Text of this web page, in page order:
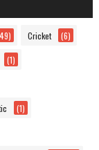
Cricket (6)
(1)
(1)